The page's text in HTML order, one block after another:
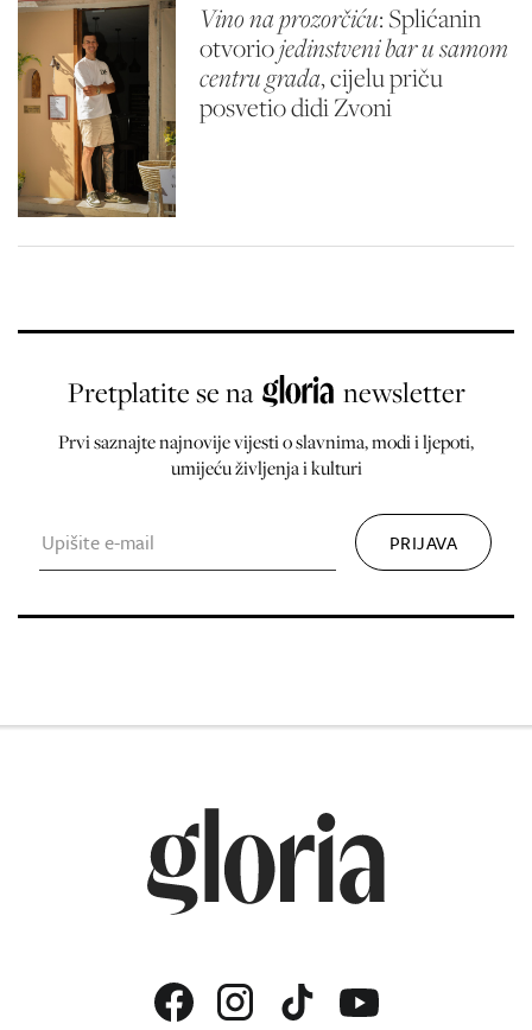
Vino na prozorčiću: Splićanin
otvoriojedinstveni bar u samom
centru grada, cijelu priču
posvetio didi Zvoni
Pretplatite se na newsletter
Prvi saznajte najnovije vijesti o slavnima, modi i ljepoti,
umijeću življenja i kulturi